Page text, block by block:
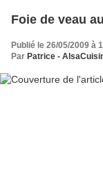
Foie de veau
Publié le 26/05/2009 à
Par Patrice -